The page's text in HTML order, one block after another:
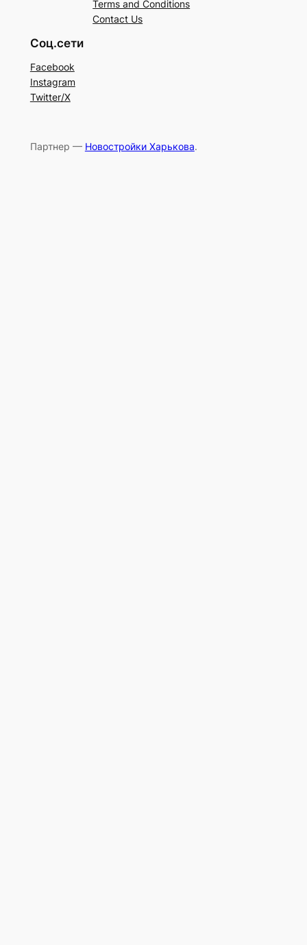
Terms and Conditions
Contact Us
Соц.сети
Facebook
Instagram
Twitter/X
Партнер — Новостройки Харькова.